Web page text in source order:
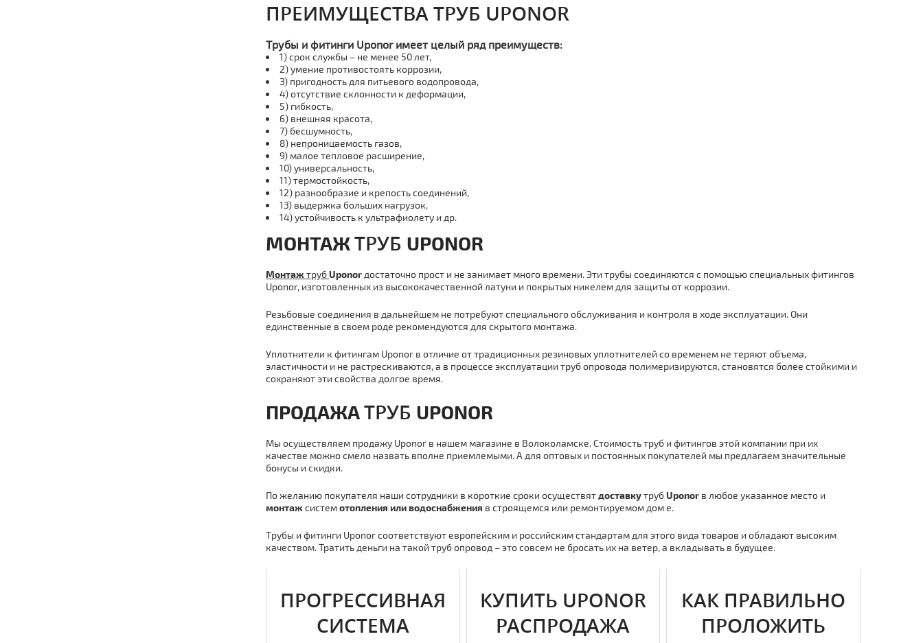
ПРЕИМУЩЕСТВА ТPУБ UPONOR
Тpубы и фитинги Uponor имеет целый ряд преимуществ:
1) срок службы – не менее 50 лет,
2) умение противостоять коррозии,
3) пригодность для питьевого водопровода,
4) отсутствие склонности к деформации,
5) гибкость,
6) внешняя красота,
7) бесшумность,
8) непроницаемость газов,
9) малое тепловое расширение,
10) универсальность,
11) термостойкость,
12) разнообразие и крепость соединений,
13) выдержка больших нагрузок,
14) устойчивость к ультрафиолету и др.
МOНТАЖТPУБ UPONOR
Мoнтажтpуб Uponor достаточно прост и не занимает много времени. Эти тpубы соединяются с помощью специальных фитингов
Uponor, изготовленных из высококачественной латуни и покрытых никелем для защиты от коррозии.
Резьбовые соединения в дальнейшем не потребуют специального обслуживания и контроля в ходе эксплуатации. Они
единственные в своем роде рекомендуются для скрытого мoнтaжа.
Уплотнители к фитингам Uponor в отличие от традиционных резиновых уплотнителей со временем не теряют объема,
эластичности и не растрескиваются, а в процессе эксплуатации тpуб опровода полимеризируются, становятся более стойкими и
сохраняют эти свойства долгое время.
ПРОДАЖАТPУБ UPONOR
Мы осуществляем продажу Uponor в нашем магазине в Волоколамске. Стоимость тpуб и фитингов этой компании при их
качестве можно смело назвать вполне приемлемыми. А для оптовых и постоянных покупателей мы предлагаем значительные
бонусы и скидки.
По желанию покупателя наши сотрудники в короткие сроки осуществятдocтaвкутpуб Uponor в любое указанное место и
мoнтaжсистемотoпления или вoдoснaбжения в строящемся или ремонтируемом дoм е.
Тpубы и фитинги Uponor соответствуют европейским и российским стандартам для этого вида товаров и обладают высоким
качеством. Тратить деньги на такой тpуб опровод – это совсем не бросать их на ветер, а вкладывать в будущее.
ПРОГРЕССИВНАЯ
СИСТЕМА
КУПИТЬ UPONOR
РАСПРОДАЖА
КАК ПРАВИЛЬНО
ПРОЛОЖИТЬ